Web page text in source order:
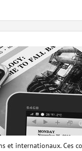
et internationaux. Ces